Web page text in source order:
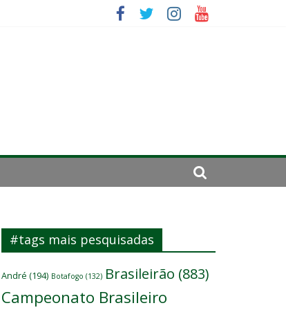
#tags mais pesquisadas
André (194) Botafogo (132) Brasileirão (883)
Campeonato Brasileiro